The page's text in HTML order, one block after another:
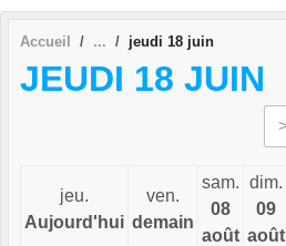
Accueil jeudi 18 juin
JEUDI 18 JUIN
jeu.
Aujourd'hui
ven.
demain
sam.
08
août
dim.
09
août